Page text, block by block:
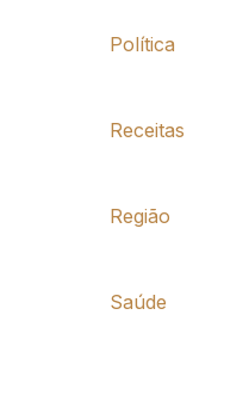
Política
Receitas
Região
Saúde